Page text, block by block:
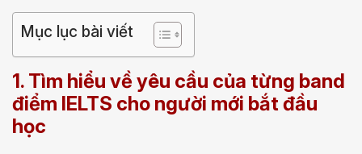
Mục lục bài viết
1. Tìm hiểu về yêu cầu của từng band
điểm IELTS cho người mới bắt đầu
học